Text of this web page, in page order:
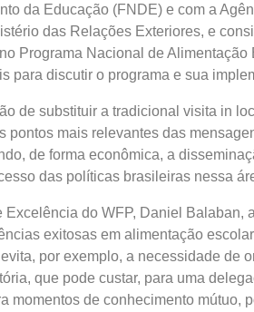
da Educação (FNDE) e com a
das Relações Exteriores, e
Programa Nacional de
para discutir o programa e sua
de substituir a tradicional visita in
pontos mais relevantes das
de forma econômica, a
das políticas brasileiras nessa
Excelência do WFP, Daniel Balaban,
exitosas em alimentação
por exemplo, a necessidade de
que pode custar, para uma
momentos de conhecimento mútuo,